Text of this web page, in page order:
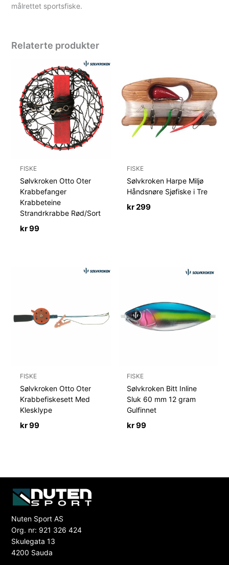
målrettet sportsfiske.
Relaterte produkter
FISKE
Sølvkroken Otto Oter
Krabbefanger
Krabbeteine
Strandrkrabbe Rød/Sort
kr99
FISKE
Sølvkroken Harpe Miljø
Håndsnøre Sjøfiske i Tre
kr299
FISKE
Sølvkroken Otto Oter
Krabbefiskesett Med
Klesklype
kr99
FISKE
Sølvkroken Bitt Inline
Sluk 60 mm 12 gram
Gulfinnet
kr99
Nuten Sport AS
Org. nr: 921 326 424
Skulegata 13
4200 Sauda